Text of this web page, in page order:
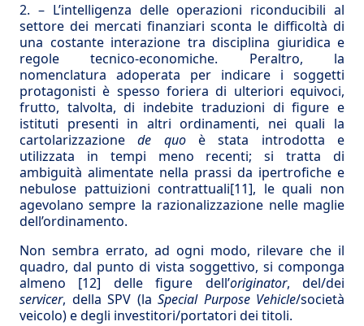
2. – L’intelligenza delle operazioni riconducibili al
settore dei mercati finanziari sconta le difficoltà di
una costante interazione tra disciplina giuridica e
regole tecnico-economiche. Peraltro, la
nomenclatura adoperata per indicare i soggetti
protagonisti è spesso foriera di ulteriori equivoci,
frutto, talvolta, di indebite traduzioni di figure e
istituti presenti in altri ordinamenti, nei quali la
cartolarizzazionede quoè stata introdotta e
utilizzata in tempi meno recenti; si tratta di
ambiguità alimentate nella prassi da ipertrofiche e
nebulose pattuizioni contrattuali[11], le quali non
agevolano sempre la razionalizzazione nelle maglie
dell’ordinamento.
Non sembra errato, ad ogni modo, rilevare che il
quadro, dal punto di vista soggettivo, si componga
almeno [12] delle figure dell’originator, del/dei
servicer, della SPV (la Special Purpose Vehicle/società
veicolo) e degli investitori/portatori dei titoli.